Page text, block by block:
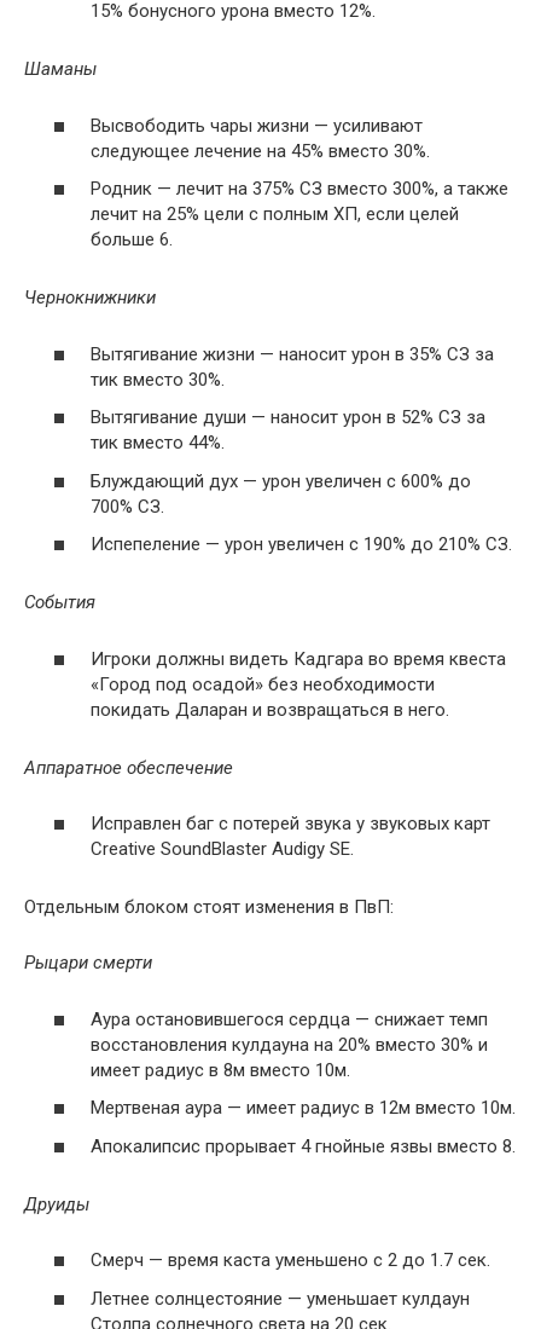
15% бонусного урона вместо 12%.
Шаманы
Высвободить чары жизни — усиливают
следующее лечение на 45% вместо 30%.
Родник — лечит на 375% СЗ вместо 300%, а также
лечит на 25% цели с полным ХП, если целей
больше 6.
Чернокнижники
Вытягивание жизни — наносит урон в 35% СЗ за
тик вместо 30%.
Вытягивание души — наносит урон в 52% СЗ за
тик вместо 44%.
Блуждающий дух — урон увеличен с 600% до
700% СЗ.
Испепеление — урон увеличен с 190% до 210% СЗ.
События
Игроки должны видеть Кадгара во время квеста
«Город под осадой» без необходимости
покидать Даларан и возвращаться в него.
Аппаратное обеспечение
Исправлен баг с потерей звука у звуковых карт
Creative SoundBlaster Audigy SE.
Отдельным блоком стоят изменения в ПвП:
Рыцари смерти
Аура остановившегося сердца — снижает темп
восстановления кулдауна на 20% вместо 30% и
имеет радиус в 8м вместо 10м.
Мертвеная аура — имеет радиус в 12м вместо 10м.
Апокалипсис прорывает 4 гнойные язвы вместо 8.
Друиды
Смерч — время каста уменьшено с 2 до 1.7 сек.
Летнее солнцестояние — уменьшает кулдаун
Столпа солнечного света на 20 сек.